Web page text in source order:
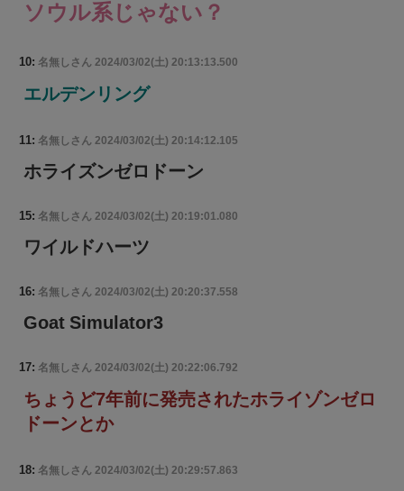
ソウル系じゃない？
10: 名無しさん 2024/03/02(土) 20:13:13.500
エルデンリング
11: 名無しさん 2024/03/02(土) 20:14:12.105
ホライズンゼロドーン
15: 名無しさん 2024/03/02(土) 20:19:01.080
ワイルドハーツ
16: 名無しさん 2024/03/02(土) 20:20:37.558
Goat Simulator3
17: 名無しさん 2024/03/02(土) 20:22:06.792
ちょうど7年前に発売されたホライゾンゼロ
ドーンとか
18: 名無しさん 2024/03/02(土) 20:29:57.863